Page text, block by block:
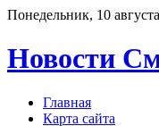
Понедельник, 10
Новости
Главная
Карта сайта